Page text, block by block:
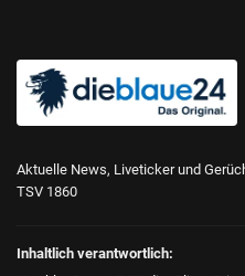
Aktuelle News, Liveticker und
TSV 1860
Inhaltlich verantwortlich: